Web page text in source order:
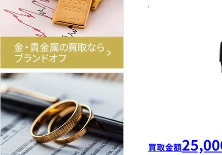
買取金額